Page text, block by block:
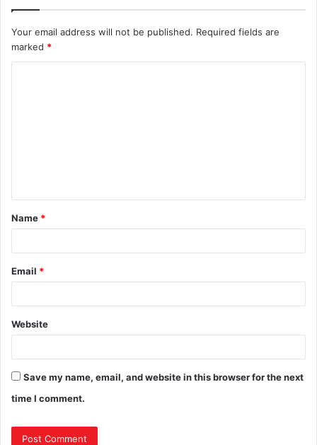
Your email address will not be published. Required fields are
marked *
Name *
Email *
Website
Save my name, email, and website in this browser for the next
time I comment.